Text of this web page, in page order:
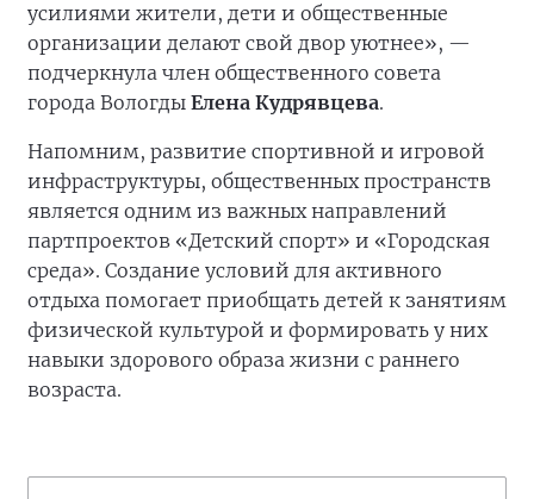
усилиями жители, дети и общественные
организации делают свой двор уютнее», —
подчеркнула член общественного совета
города Вологды Елена Кудрявцева.
Напомним, развитие спортивной и игровой
инфраструктуры, общественных пространств
является одним из важных направлений
партпроектов «Детский спорт» и «Городская
среда». Создание условий для активного
отдыха помогает приобщать детей к занятиям
физической культурой и формировать у них
навыки здорового образа жизни с раннего
возраста.